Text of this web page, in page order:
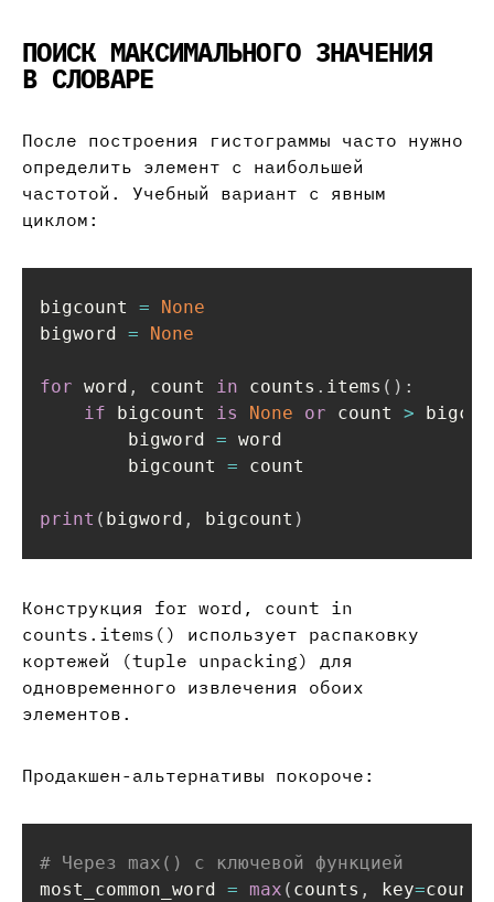
ПОИСК МАКСИМАЛЬНОГО ЗНАЧЕНИЯ
В СЛОВАРЕ
После построения гистограммы часто нужно
определить элемент с наибольшей
частотой. Учебный вариант с явным
циклом:
bigcount =
None
bigword = None
for word , count in counts . items ( ) :
if bigcount is None or count >
        bigword
= word
        bigcount
= count
print ( bigword , bigcount )
Конструкция for word, count in
counts.items() использует распаковку
кортежей (tuple unpacking) для
одновременного извлечения обоих
элементов.
Продакшен-альтернативы покороче:
# Через max() с ключевой функцией
most_common_word = max ( counts , key=counts